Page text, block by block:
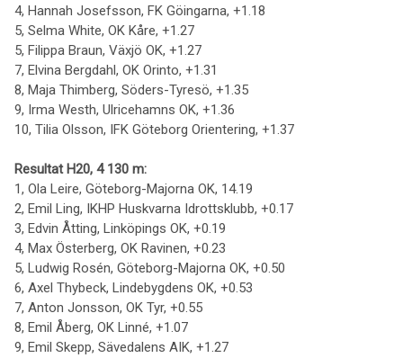
4, Hannah Josefsson, FK Göingarna, +1.18
5, Selma White, OK Kåre, +1.27
5, Filippa Braun, Växjö OK, +1.27
7, Elvina Bergdahl, OK Orinto, +1.31
8, Maja Thimberg, Söders-Tyresö, +1.35
9, Irma Westh, Ulricehamns OK, +1.36
10, Tilia Olsson, IFK Göteborg Orientering, +1.37
Resultat H20, 4 130 m:
1, Ola Leire, Göteborg-Majorna OK, 14.19
2, Emil Ling, IKHP Huskvarna Idrottsklubb, +0.17
3, Edvin Åtting, Linköpings OK, +0.19
4, Max Österberg, OK Ravinen, +0.23
5, Ludwig Rosén, Göteborg-Majorna OK, +0.50
6, Axel Thybeck, Lindebygdens OK, +0.53
7, Anton Jonsson, OK Tyr, +0.55
8, Emil Åberg, OK Linné, +1.07
9, Emil Skepp, Sävedalens AIK, +1.27